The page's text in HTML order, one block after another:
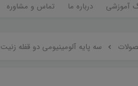
آموزشی درباره ما تماس و مشاوره
سه پایه آلومینیومی دو قفله زنیت